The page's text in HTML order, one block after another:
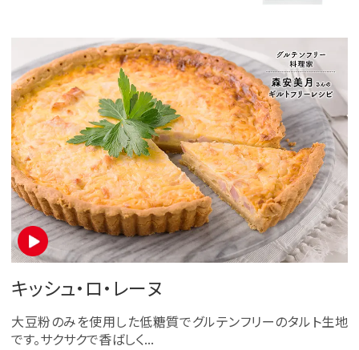
キッシュ・ロ・レーヌ
大豆粉のみを使用した低糖質でグルテンフリーのタルト生地
です。サクサクで香ばしく...